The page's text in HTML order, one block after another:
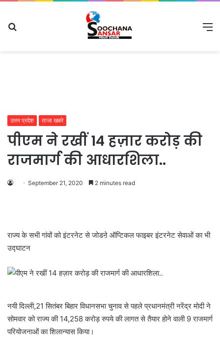
उत्तर प्रदेश ताजा खबरे
पीएम ने रखीं 14 हज़ार करोड़ की
राजमार्ग की आधारशिला..
September 21, 2020 2 minutes read
राज्य के सभी गांवों को इंटरनेट से जोडऩे ऑप्टिकल फाइबर इंटरनेट सेवाओं का भी
उद्घाटन
नयी दिल्ली,21 सितंबर बिहार विधानसभा चुनाव से पहले प्रधानमंत्री नरेंद्र मोदी ने
सोमवार को राज्य की 14,258 करोड़ रुपये की लागत से तैयार होने वाली 9 राजमार्ग
परियोजनाओं का शिलान्यास किया।